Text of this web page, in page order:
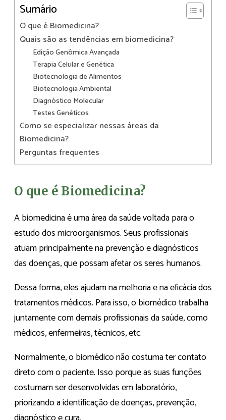
Sumário
O que é Biomedicina?
Quais são as tendências em biomedicina?
Edição Genômica Avançada
Terapia Celular e Genética
Biotecnologia de Alimentos
Biotecnologia Ambiental
Diagnóstico Molecular
Testes Genéticos
Como se especializar nessas áreas da
Biomedicina?
Perguntas frequentes
O que é Biomedicina?
A biomedicina é uma área da saúde voltada para o
estudo dos microorganismos. Seus profissionais
atuam principalmente na prevenção e diagnósticos
das doenças, que possam afetar os seres humanos.
Dessa forma, eles ajudam na melhoria e na eficácia dos
tratamentos médicos. Para isso, o biomédico trabalha
juntamente com demais profissionais da saúde, como
médicos, enfermeiras, técnicos, etc.
Normalmente, o biomédico não costuma ter contato
direto com o paciente. Isso porque as suas funções
costumam ser desenvolvidas em laboratório,
priorizando a identificação de doenças, prevenção,